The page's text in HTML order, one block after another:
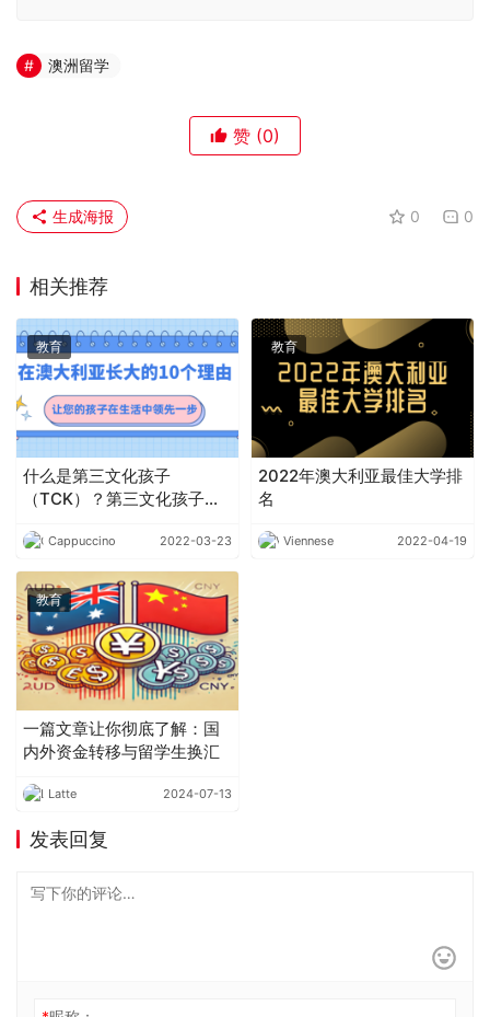
澳洲留学
赞 (0)
0 0
生成海报
相关推荐
教育
什么是第三文化孩子
（TCK）？第三文化孩子
Cappuccino 2022-03-23
教育
2022年澳大利亚最佳大学排
名
Viennese 2022-04-19
教育
一篇文章让你彻底了解：国
内外资金转移与留学生换汇
Latte 2024-07-13
发表回复